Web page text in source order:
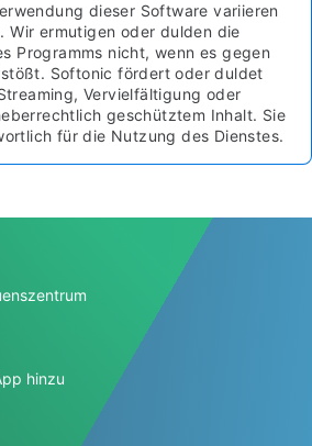
dieser Software variieren
Wir ermutigen oder dulden die
Programms nicht, wenn es gegen
Softonic fördert oder duldet
Vervielfältigung oder
geschütztem Inhalt. Sie
für die Nutzung des Dienstes.
hinzu